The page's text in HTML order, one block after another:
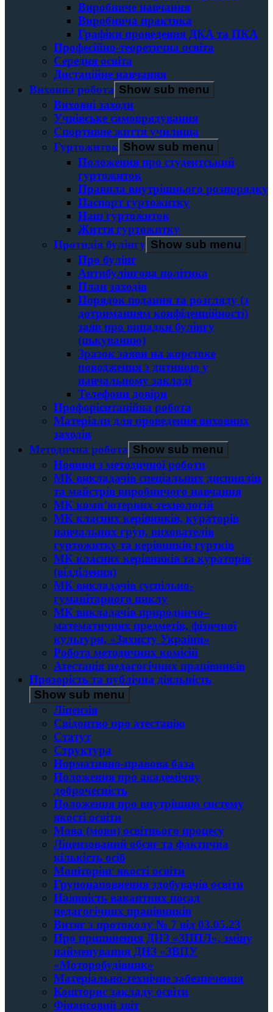
Виробниче навчання
Виробнича практика
Графіки проведення ДКА та ПКА
Професійно-теоретична освіта
Середня освіта
Дистаційне навчання
Виховна робота Show sub menu
Виховні заходи
Учнівське самоврядування
Спортивне життя училища
Гуртожиток Show sub menu
Положення про студентський
гуртожиток
Правила внутрішнього розпорядку
Паспорт гуртожитку
Наш гуртожиток
Життя гуртожитку
Протидія булінгу Show sub menu
Про булінг
Антибулінгова політика
План заходів
Порядок подання та розгляду (з
дотриманням конфіденційності)
заяв про випадки булінгу
(цькуванню)
Зразок заяви на жорстоке
поводження з дитиною у
навчальному закладі
Телефони довіри
Профорієнтаційна робота
Матеріали для проведення виховних
заходів
Методична робота Show sub menu
Новини з методичної роботи
МК викладачів спеціальних дисциплін
та майстрів виробничого навчання
МК комп’ютерних технологій
МК класних керівників, кураторів
навчальних груп, вихователів
гуртожитку та керівників гуртків
МК класних керівників та кураторів
(відділення)
МК викладачів суспільно-
гуманітарного циклу
МК викладачів природничо–
математичних предметів, фізичної
культури, «Захисту України»
Робота методичних комісій
Атестація педагогічних працівників
Прозорість та публічна діяльність
Show sub menu
Ліцензія
Свідоцтво про атестацію
Статут
Структура
Нормативно-правова база
Положення про академічну
доброчесність
Положення про внутрішню систему
якості освіти
Мова (мови) освітнього процесу
Ліцензований обсяг та фактична
кількість осіб
Моніторінг якості освіти
Групонаповнення здобувачів освіти
Наявність вакантних посад
педагогічних працівників
Витяг з протоколу № 7 від 03.05.23
Про припинення ДНЗ «ЗППЛ», зміну
найменування ДНЗ «ЗВПУ
«Моторобудівник»
Матеріально-технічне забезпечення
Кошторис закладу освiти
Фінансовий звіт